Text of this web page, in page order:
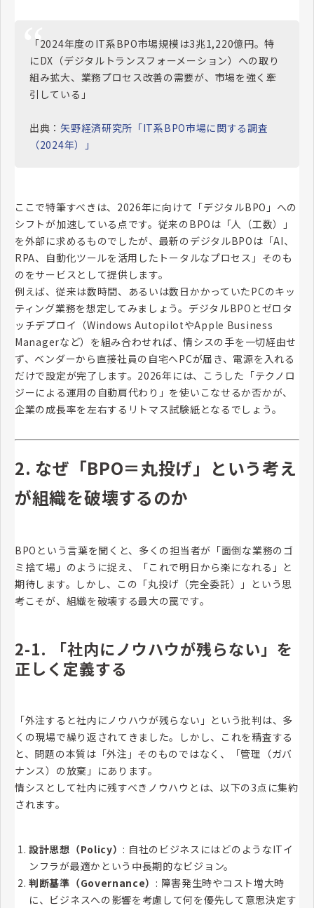
「2024年度のIT系BPO市場規模は3兆1,220億円。特
にDX（デジタルトランスフォーメーション）への取り
組み拡大、業務プロセス改善の需要が、市場を強く牽
引している」
出典：矢野経済研究所「IT系BPO市場に関する調査
（2024年）」
ここで特筆すべきは、2026年に向けて「デジタルBPO」への
シフトが加速している点です。従来のBPOは「人（工数）」
を外部に求めるものでしたが、最新のデジタルBPOは「AI、
RPA、自動化ツールを活用したトータルなプロセス」そのも
のをサービスとして提供します。
例えば、従来は数時間、あるいは数日かかっていたPCのキッ
ティング業務を想定してみましょう。デジタルBPOとゼロタ
ッチデプロイ（Windows AutopilotやApple Business
Managerなど）を組み合わせれば、情シスの手を一切経由せ
ず、ベンダーから直接社員の自宅へPCが届き、電源を入れる
だけで設定が完了します。2026年には、こうした「テクノロ
ジーによる運用の自動肩代わり」を使いこなせるか否かが、
企業の成長率を左右するリトマス試験紙となるでしょう。
2. なぜ「BPO＝丸投げ」という考え
が組織を破壊するのか
BPOという言葉を聞くと、多くの担当者が「面倒な業務のゴ
ミ捨て場」のように捉え、「これで明日から楽になれる」と
期待します。しかし、この「丸投げ（完全委託）」という思
考こそが、組織を破壊する最大の罠です。
2-1. 「社内にノウハウが残らない」を
正しく定義する
「外注すると社内にノウハウが残らない」という批判は、多
くの現場で繰り返されてきました。しかし、これを精査する
と、問題の本質は「外注」そのものではなく、「管理（ガバ
ナンス）の放棄」にあります。
情シスとして社内に残すべきノウハウとは、以下の3点に集約
されます。
設計思想（Policy） : 自社のビジネスにはどのようなITイ
ンフラが最適かという中長期的なビジョン。
判断基準（Governance） : 障害発生時やコスト増大時
に、ビジネスへの影響を考慮して何を優先して意思決定す